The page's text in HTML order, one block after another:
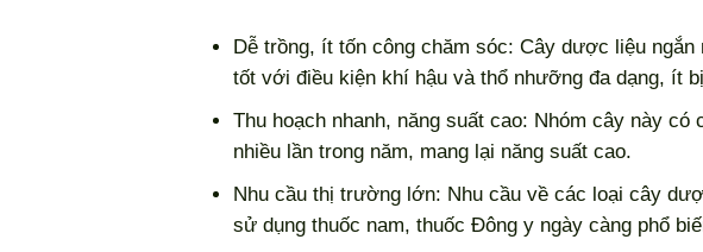
Dễ trồng, ít tốn công chăm sóc: Cây dược liệu
tốt với điều kiện khí hậu và thổ nhưỡng đa dạng, ít
Thu hoạch nhanh, năng suất cao: Nhóm cây này
nhiều lần trong năm, mang lại năng suất cao.
Nhu cầu thị trường lớn: Nhu cầu về các loại cây
sử dụng thuốc nam, thuốc Đông y ngày càng phổ